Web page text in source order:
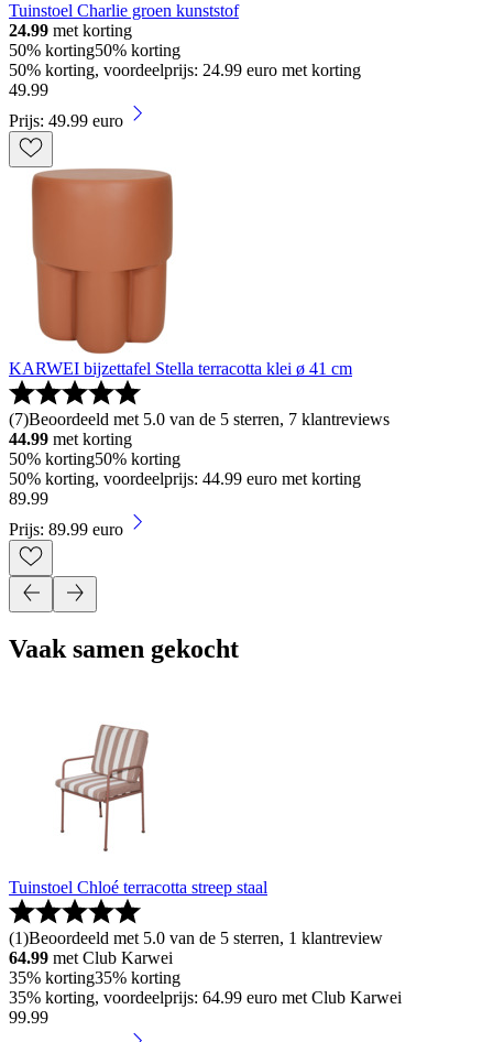
Tuinstoel Charlie groen kunststof
24.99 met korting
50% korting50% korting
50% korting, voordeelprijs: 24.99 euro met korting
49.99
Prijs: 49.99 euro
KARWEI bijzettafel Stella terracotta klei ø 41 cm
(7)Beoordeeld met 5.0 van de 5 sterren, 7 klantreviews
44.99 met korting
50% korting50% korting
50% korting, voordeelprijs: 44.99 euro met korting
89.99
Prijs: 89.99 euro
Vaak samen gekocht
Tuinstoel Chloé terracotta streep staal
(1)Beoordeeld met 5.0 van de 5 sterren, 1 klantreview
64.99 met Club Karwei
35% korting35% korting
35% korting, voordeelprijs: 64.99 euro met Club Karwei
99.99